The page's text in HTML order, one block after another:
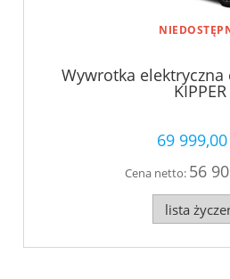
Wywrotka elektryczna
KIPPER
69 999,00
Cena netto: 56
lista